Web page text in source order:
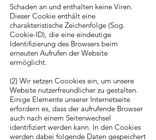
Schaden an und enthalten keine Viren.
Dieser Cookie enthält eine
charakteristische Zeichenfolge (Sog.
Cookie-ID), die eine eindeutige
Identifizierung des Browsers beim
erneuten Aufrufen der Website
ermöglicht.
(2) Wir setzen Coookies ein, um unsere
Website nutzerfreundlicher zu gestalten.
Einige Elemente unserer Internetseite
erfordern es, dass der aufrufende Browser
auch nach einem Seitenwechsel
identifiziert werden kann. In den Cookies
werden dabei folgende Daten gespeichert